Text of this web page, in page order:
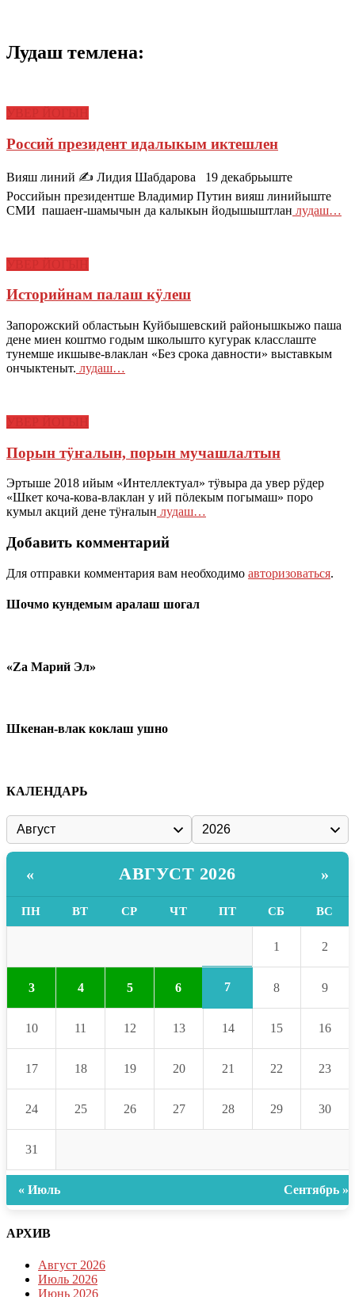
Лудаш темлена:
Россий президент идалыкым иктешлен
Вияш линий ✍️ Лидия Шабдарова 19 декабрьыште
Российын президентше Владимир Путин вияш линийыште
СМИ пашаеҥ-шамычын да калыкын йодышыштлан лудаш…
Историйнам палаш кӱлеш
Запорожский областьын Куйбышевский районышкыжо паша
дене миен коштмо годым школышто кугурак класслаште
тунемше икшыве-влаклан «Без срока давности» выставкым
ончыктеныт. лудаш…
Порын тӱҥалын, порын мучашлалтын
Эртыше 2018 ийым «Интеллектуал» тӱвыра да увер рӱдер
«Шкет коча-кова-влаклан у ий пӧлекым погымаш» поро
кумыл акций дене тӱҥалын лудаш…
Добавить комментарий
Для отправки комментария вам необходимо авторизоваться.
Шочмо кундемым аралаш шогал
«Zа Марий Эл»
Шкенан-влак коклаш ушно
КАЛЕНДАРЬ
« АВГУСТ 2026 »
ПН ВТ СР ЧТ ПТ СБ ВС
1 2
3 4 5 6 7 8 9
10 11 12 13 14 15 16
17 18 19 20 21 22 23
24 25 26 27 28 29 30
31
« Июль Сентябрь »
АРХИВ
Август 2026
Июль 2026
Июнь 2026